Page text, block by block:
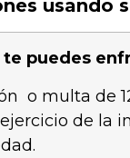
usando
te puedes
o multa de
de la